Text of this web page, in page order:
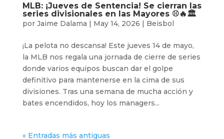
MLB: ¡Jueves de Sentencia! Se cierran las
series divisionales en las Mayores ⚾️🔥🏛️
por Jaime Dalama | May 14, 2026 | Beisbol
¡La pelota no descansa! Este jueves 14 de mayo,
la MLB nos regala una jornada de cierre de series
donde varios equipos buscan dar el golpe
definitivo para mantenerse en la cima de sus
divisiones. Tras una semana de mucha acción y
bates encendidos, hoy los managers...
« Entradas más antiguas